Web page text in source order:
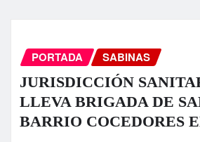
PORTADA SABINAS
JURISDICCIÓN
LLEVA BRIGADA DE
BARRIO COCEDORES